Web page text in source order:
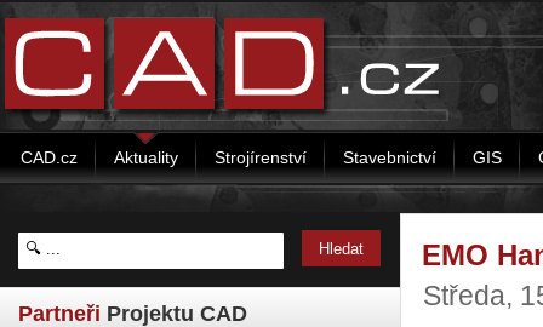
CAD.cz Aktuality Strojírenství Stavebnictví GIS
Partneři Projektu CAD
EMO
Středa,